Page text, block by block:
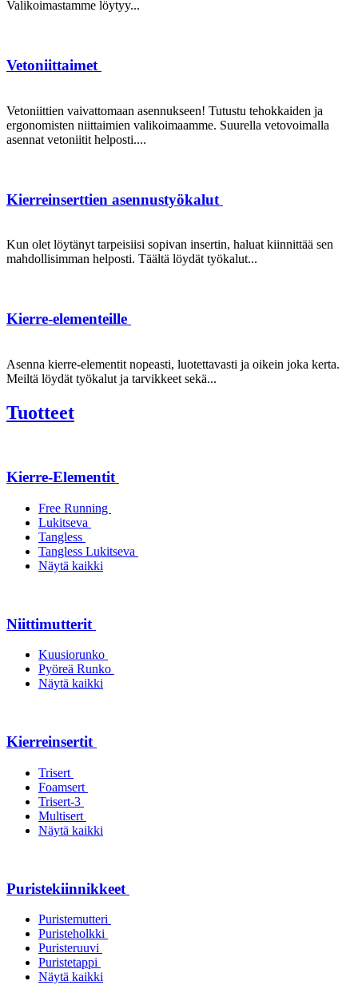
Valikoimastamme löytyy...
Vetoniittaimet
Vetoniittien vaivattomaan asennukseen! Tutustu tehokkaiden ja
ergonomisten niittaimien valikoimaamme. Suurella vetovoimalla
asennat vetoniitit helposti....
Kierreinserttien asennustyökalut
Kun olet löytänyt tarpeisiisi sopivan insertin, haluat kiinnittää sen
mahdollisimman helposti. Täältä löydät työkalut...
Kierre-elementeille
Asenna kierre-elementit nopeasti, luotettavasti ja oikein joka kerta.
Meiltä löydät työkalut ja tarvikkeet sekä...
Tuotteet
Kierre-Elementit
Free Running
Lukitseva
Tangless
Tangless Lukitseva
Näytä kaikki
Niittimutterit
Kuusiorunko
Pyöreä Runko
Näytä kaikki
Kierreinsertit
Trisert
Foamsert
Trisert-3
Multisert
Näytä kaikki
Puristekiinnikkeet
Puristemutteri
Puristeholkki
Puristeruuvi
Puristetappi
Näytä kaikki